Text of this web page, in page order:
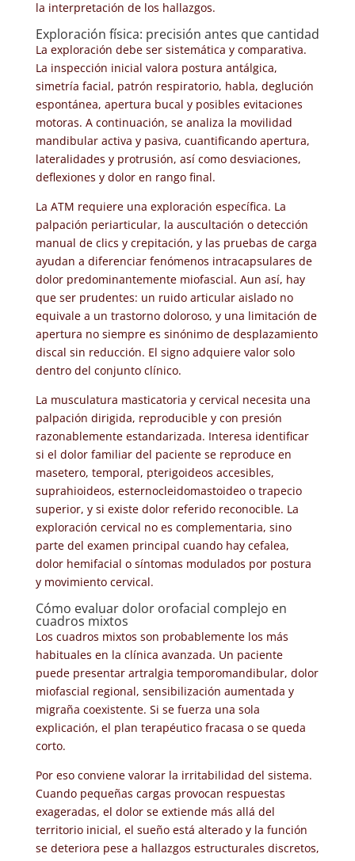
la interpretación de los hallazgos.
Exploración física: precisión antes que cantidad
La exploración debe ser sistemática y comparativa.
La inspección inicial valora postura antálgica,
simetría facial, patrón respiratorio, habla, deglución
espontánea, apertura bucal y posibles evitaciones
motoras. A continuación, se analiza la movilidad
mandibular activa y pasiva, cuantificando apertura,
lateralidades y protrusión, así como desviaciones,
deflexiones y dolor en rango final.
La ATM requiere una exploración específica. La
palpación periarticular, la auscultación o detección
manual de clics y crepitación, y las pruebas de carga
ayudan a diferenciar fenómenos intracapsulares de
dolor predominantemente miofascial. Aun así, hay
que ser prudentes: un ruido articular aislado no
equivale a un trastorno doloroso, y una limitación de
apertura no siempre es sinónimo de desplazamiento
discal sin reducción. El signo adquiere valor solo
dentro del conjunto clínico.
La musculatura masticatoria y cervical necesita una
palpación dirigida, reproducible y con presión
razonablemente estandarizada. Interesa identificar
si el dolor familiar del paciente se reproduce en
masetero, temporal, pterigoideos accesibles,
suprahioideos, esternocleidomastoideo o trapecio
superior, y si existe dolor referido reconocible. La
exploración cervical no es complementaria, sino
parte del examen principal cuando hay cefalea,
dolor hemifacial o síntomas modulados por postura
y movimiento cervical.
Cómo evaluar dolor orofacial complejo en
cuadros mixtos
Los cuadros mixtos son probablemente los más
habituales en la clínica avanzada. Un paciente
puede presentar artralgia temporomandibular, dolor
miofascial regional, sensibilización aumentada y
migraña coexistente. Si se fuerza una sola
explicación, el plan terapéutico fracasa o se queda
corto.
Por eso conviene valorar la irritabilidad del sistema.
Cuando pequeñas cargas provocan respuestas
exageradas, el dolor se extiende más allá del
territorio inicial, el sueño está alterado y la función
se deteriora pese a hallazgos estructurales discretos,